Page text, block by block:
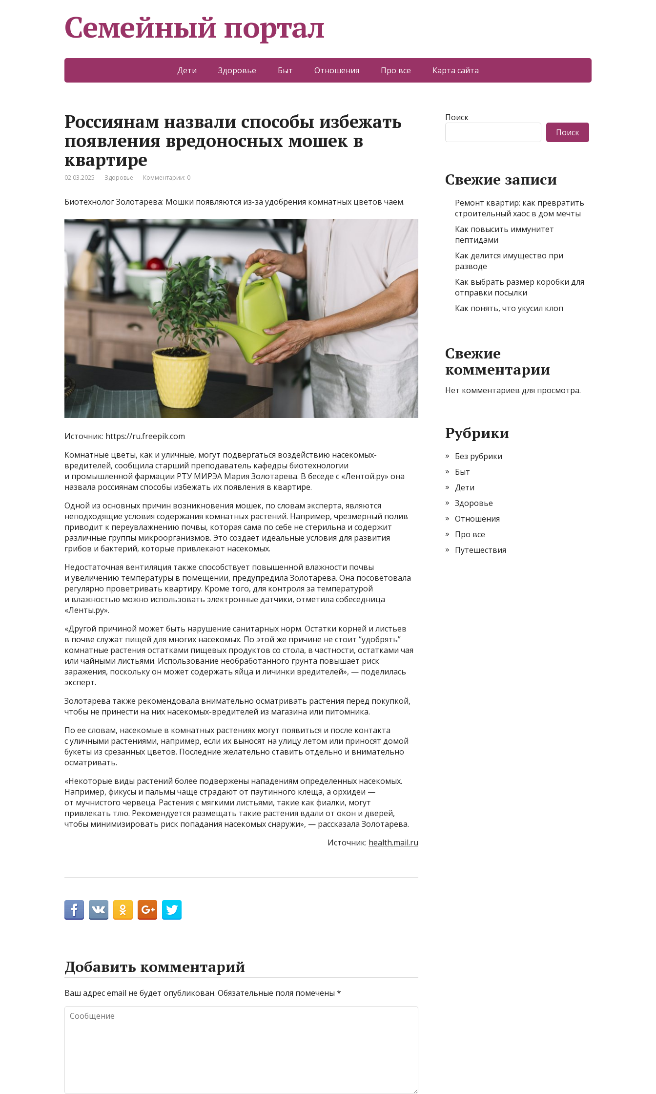
Семейный портал
Дети Здоровье Быт Отношения Про все Карта сайта
Россиянам назвали способы избежать
появления вредоносных мошек в
квартире
02.03.2025 Здоровье Комментарии: 0
Биотехнолог Золотарева: Мошки появляются из-за удобрения комнатных цветов чаем.
Источник: https://ru.freepik.com
Комнатные цветы, как и уличные, могут подвергаться воздействию насекомых-
вредителей, сообщила старший преподаватель кафедры биотехнологии
и промышленной фармации РТУ МИРЭА Мария Золотарева. В беседе с «Лентой.ру» она
назвала россиянам способы избежать их появления в квартире.
Одной из основных причин возникновения мошек, по словам эксперта, являются
неподходящие условия содержания комнатных растений. Например, чрезмерный полив
приводит к переувлажнению почвы, которая сама по себе не стерильна и содержит
различные группы микроорганизмов. Это создает идеальные условия для развития
грибов и бактерий, которые привлекают насекомых.
Недостаточная вентиляция также способствует повышенной влажности почвы
и увеличению температуры в помещении, предупредила Золотарева. Она посоветовала
регулярно проветривать квартиру. Кроме того, для контроля за температурой
и влажностью можно использовать электронные датчики, отметила собеседница
«Ленты.ру».
«Другой причиной может быть нарушение санитарных норм. Остатки корней и листьев
в почве служат пищей для многих насекомых. По этой же причине не стоит “удобрять”
комнатные растения остатками пищевых продуктов со стола, в частности, остатками чая
или чайными листьями. Использование необработанного грунта повышает риск
заражения, поскольку он может содержать яйца и личинки вредителей», — поделилась
эксперт.
Золотарева также рекомендовала внимательно осматривать растения перед покупкой,
чтобы не принести на них насекомых-вредителей из магазина или питомника.
По ее словам, насекомые в комнатных растениях могут появиться и после контакта
с уличными растениями, например, если их выносят на улицу летом или приносят домой
букеты из срезанных цветов. Последние желательно ставить отдельно и внимательно
осматривать.
«Некоторые виды растений более подвержены нападениям определенных насекомых.
Например, фикусы и пальмы чаще страдают от паутинного клеща, а орхидеи —
от мучнистого червеца. Растения с мягкими листьями, такие как фиалки, могут
привлекать тлю. Рекомендуется размещать такие растения вдали от окон и дверей,
чтобы минимизировать риск попадания насекомых снаружи», — рассказала Золотарева.
Источник: health.mail.ru
Добавить комментарий
Ваш адрес email не будет опубликован. Обязательные поля помечены *
Поиск
Поиск
Свежие записи
Ремонт квартир: как превратить
строительный хаос в дом мечты
Как повысить иммунитет
пептидами
Как делится имущество при
разводе
Как выбрать размер коробки для
отправки посылки
Как понять, что укусил клоп
Свежие
комментарии
Нет комментариев для просмотра.
Рубрики
Без рубрики
Быт
Дети
Здоровье
Отношения
Про все
Путешествия